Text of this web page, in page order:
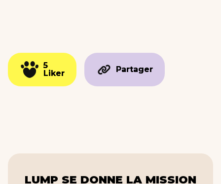
5
Liker
5
Liker
Partager
Partager
LUMP SE DONNE LA MISSION